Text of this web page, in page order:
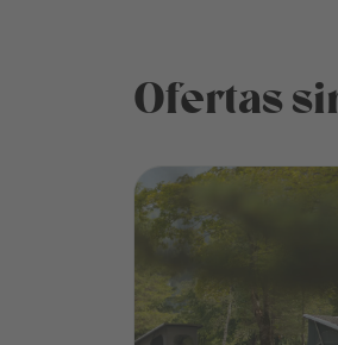
Ofertas